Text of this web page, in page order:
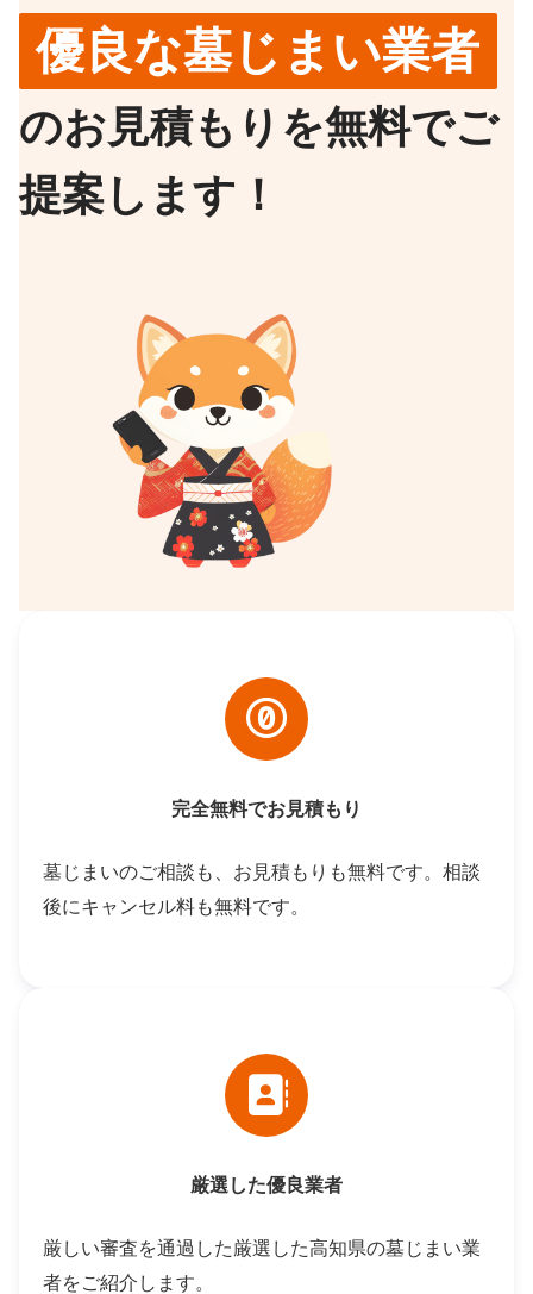
優良な墓じまい業者
のお見積もりを無料でご
提案します！
完全無料でお見積もり
墓じまいのご相談も、お見積もりも無料です。相談
後にキャンセル料も無料です。
厳選した優良業者
厳しい審査を通過した厳選した高知県の墓じまい業
者をご紹介します。